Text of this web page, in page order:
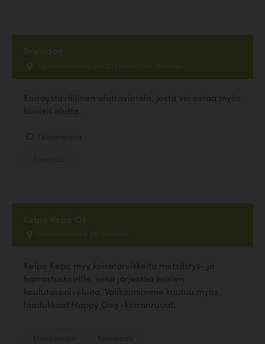
Brewdog
Tarkk'ampujankatu 20 (Viiskulma), Helsinki
Koiraystävällinen olutravintola, josta voi ostaa myös
koirien olutta.
Kelpo Kepo Oy
Haanvuorentie 25, Hamina
Kelpo Kepo myy koiratarvikkeita metsästys- ja
harrastuskoirille, sekä järjestää koirien
koulutuspalveluita. Valikoimiimme kuuluu myös
laadukkaat Happy Dog -koiranruuat.